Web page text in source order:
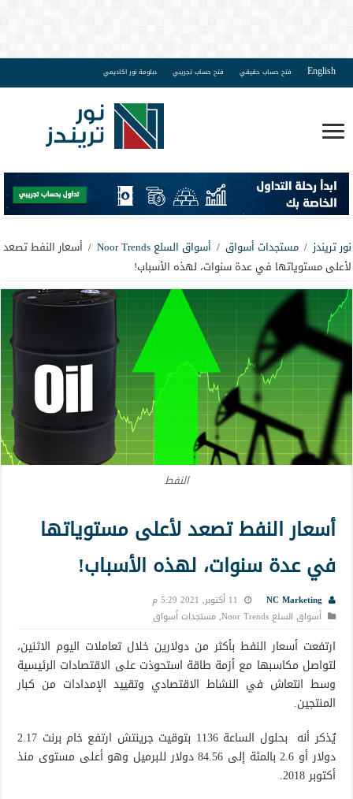
English فتح حساب حقيقي فتح حساب تجريبي دبلومة نور اكاديمي
نور تريندز / مستجدات أسواق / أسواق السلع Noor Trends / أسعار النفط تصعد
لأعلى مستوياتها في عدة سنوات، لهذه الأسباب!
النفط
أسعار النفط تصعد لأعلى مستوياتها
في عدة سنوات، لهذه الأسباب!
NC Marketing
11 أكتوبر, 2021 5:29 م
أسواق السلع Noor Trends
,مستجدات أسواق
ارتفعت أسعار النفط بأكثر من دولارين خلال تعاملات اليوم الاثنين،
لتواصل مكاسبها مع أزمة طاقة استحوذت على الاقتصادات الرئيسية
وسط انتعاش في النشاط الاقتصادي وتقييد الإمدادات من كبار
المنتجين.
يٌذكر أنه بحلول الساعة 1136 بتوقيت جرينتش ارتفع خام برنت 2.17
دولار أو 2.6 بالمئة إلى 84.56 دولار للبرميل وهو أعلى مستوى منذ
أكتوبر 2018.